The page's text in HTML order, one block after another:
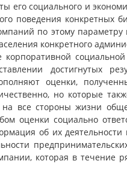
его социального и
поведения конкретных
по этому
конкретного
корпоративной
достигнутых
оценки,
но которые
все стороны жизни
оценки социально
об их
которая в течение